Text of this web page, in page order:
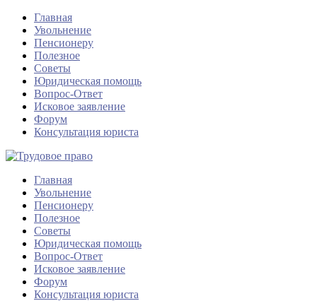
Главная
Увольнение
Пенсионеру
Полезное
Советы
Юридическая помощь
Вопрос-Ответ
Исковое заявление
Форум
Консультация юриста
Главная
Увольнение
Пенсионеру
Полезное
Советы
Юридическая помощь
Вопрос-Ответ
Исковое заявление
Форум
Консультация юриста